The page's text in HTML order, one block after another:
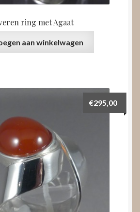
ring met Agaat
aan winkelwagen
€295,00